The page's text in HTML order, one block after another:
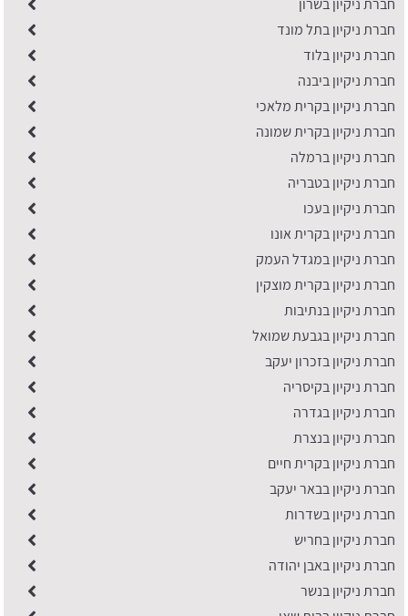
חברת ניקיון בשרון
חברת ניקיון בתל מונד
חברת ניקיון בלוד
חברת ניקיון ביבנה
חברת ניקיון בקרית מלאכי
חברת ניקיון בקרית שמונה
חברת ניקיון ברמלה
חברת ניקיון בטבריה
חברת ניקיון בעכו
חברת ניקיון בקרית אונו
חברת ניקיון במגדל העמק
חברת ניקיון בקרית מוצקין
חברת ניקיון בנתיבות
חברת ניקיון בגבעת שמואל
חברת ניקיון בזכרון יעקב
חברת ניקיון בקיסריה
חברת ניקיון בגדרה
חברת ניקיון בנצרת
חברת ניקיון בקרית חיים
חברת ניקיון בבאר יעקב
חברת ניקיון בשדרות
חברת ניקיון בחריש
חברת ניקיון באבן יהודה
חברת ניקיון בנשר